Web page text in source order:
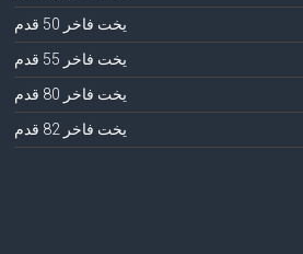
يخت فاخر 50 قدم
يخت فاخر 55 قدم
يخت فاخر 80 قدم
يخت فاخر 82 قدم